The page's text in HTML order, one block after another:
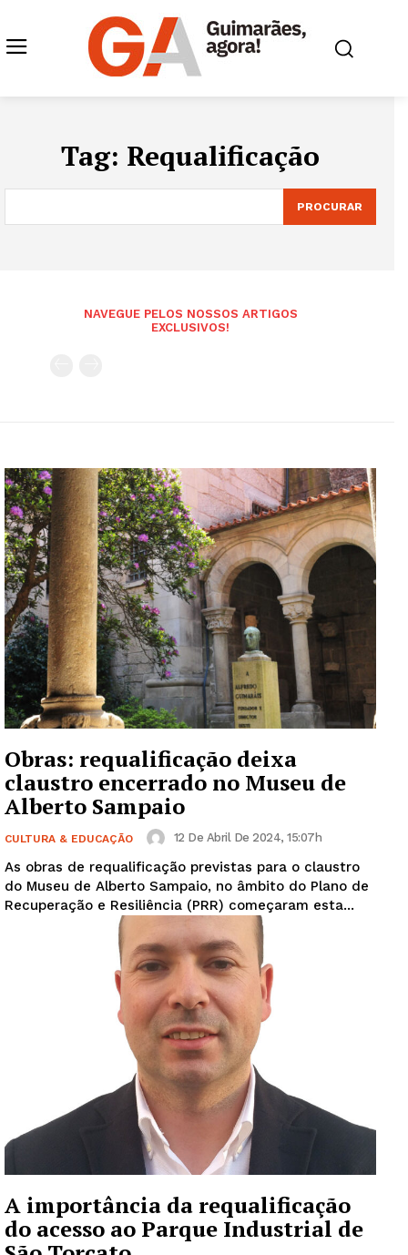
Tag: Requalificação
PROCURAR
NAVEGUE PELOS NOSSOS ARTIGOS
EXCLUSIVOS!
Obras: requalificação deixa
claustro encerrado no Museu de
Alberto Sampaio
CULTURA & EDUCAÇÃO 12 De Abril De 2024, 15:07h
As obras de requalificação previstas para o claustro
do Museu de Alberto Sampaio, no âmbito do Plano de
Recuperação e Resiliência (PRR) começaram esta...
A importância da requalificação
do acesso ao Parque Industrial de